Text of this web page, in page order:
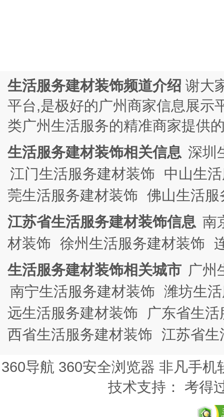
生活服务建材装饰频道介绍 谢大
平台,是极好的广州商家信息展示
类广州生活服务的精准商家提供
生活服务建材装饰相关信息 深圳
江门生活服务建材装饰
中山生
莞生活服务建材装饰 佛山生活
江苏省生活服务建材装饰信息 南
材装饰 徐州生活服务建材装饰
生活服务建材装饰相关城市 广州
南宁生活服务建材装饰 潍坊生
远生活服务建材装饰
广东省生
西省生活服务建材装饰 江苏省生
360导航 360安全浏览器 非凡手机
技术支持： 考得